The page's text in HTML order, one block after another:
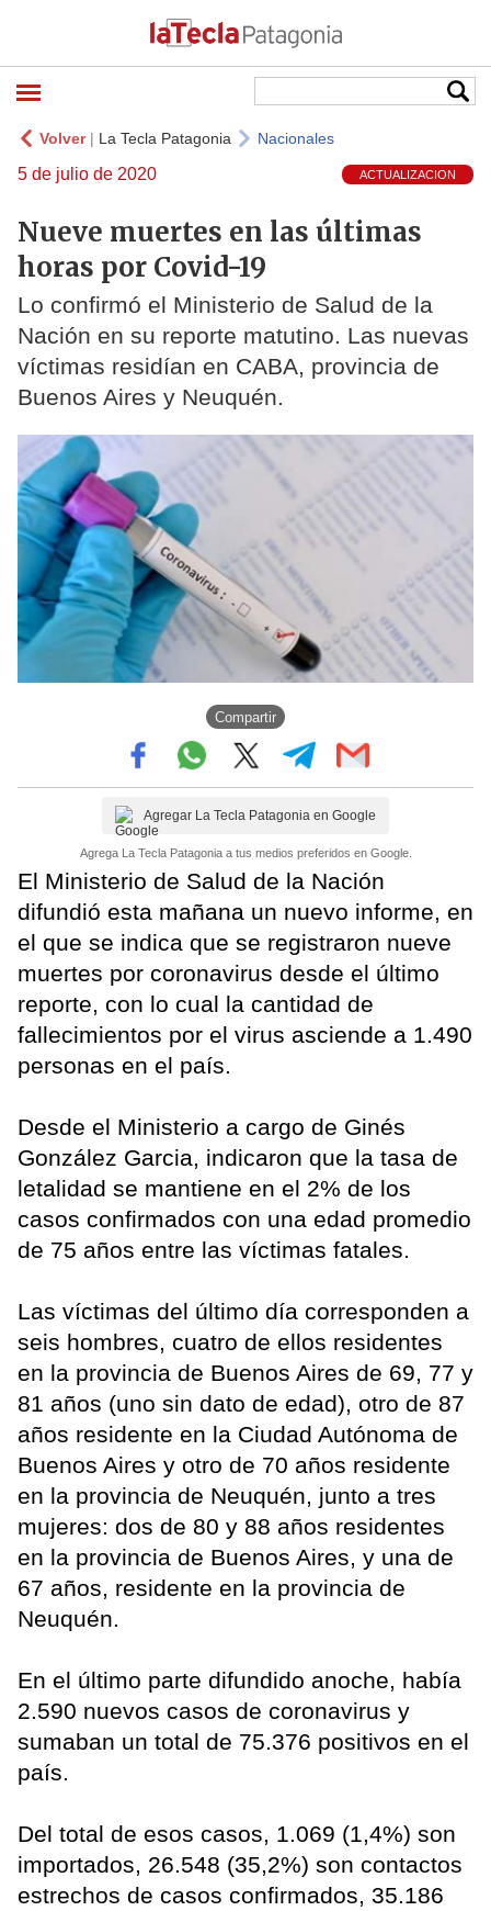
Volver| La Tecla Patagonia Nacionales
5 de julio de 2020 ACTUALIZACION
Nueve muertes en las últimas
horas por Covid-19
Lo confirmó el Ministerio de Salud de la
Nación en su reporte matutino. Las nuevas
víctimas residían en CABA, provincia de
Buenos Aires y Neuquén.
Compartir
Agregar La Tecla Patagonia en Google
Agrega La Tecla Patagonia a tus medios preferidos en Google.
El Ministerio de Salud de la Nación
difundió esta mañana un nuevo informe, en
el que se indica que se registraron nueve
muertes por coronavirus desde el último
reporte, con lo cual la cantidad de
fallecimientos por el virus asciende a 1.490
personas en el país.
Desde el Ministerio a cargo de Ginés
González Garcia, indicaron que la tasa de
letalidad se mantiene en el 2% de los
casos confirmados con una edad promedio
de 75 años entre las víctimas fatales.
Las víctimas del último día corresponden a
seis hombres, cuatro de ellos residentes
en la provincia de Buenos Aires de 69, 77 y
81 años (uno sin dato de edad), otro de 87
años residente en la Ciudad Autónoma de
Buenos Aires y otro de 70 años residente
en la provincia de Neuquén, junto a tres
mujeres: dos de 80 y 88 años residentes
en la provincia de Buenos Aires, y una de
67 años, residente en la provincia de
Neuquén.
En el último parte difundido anoche, había
2.590 nuevos casos de coronavirus y
sumaban un total de 75.376 positivos en el
país.
Del total de esos casos, 1.069 (1,4%) son
importados, 26.548 (35,2%) son contactos
estrechos de casos confirmados, 35.186